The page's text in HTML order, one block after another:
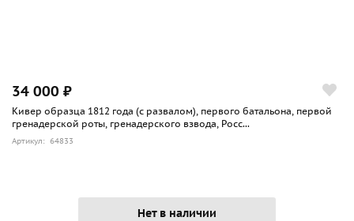
34 000 ₽
Кивер образца 1812 года (с развалом), первого батальона, первой
гренадерской роты, гренадерского взвода, Росс...
Артикул: 64833
Нет в наличии